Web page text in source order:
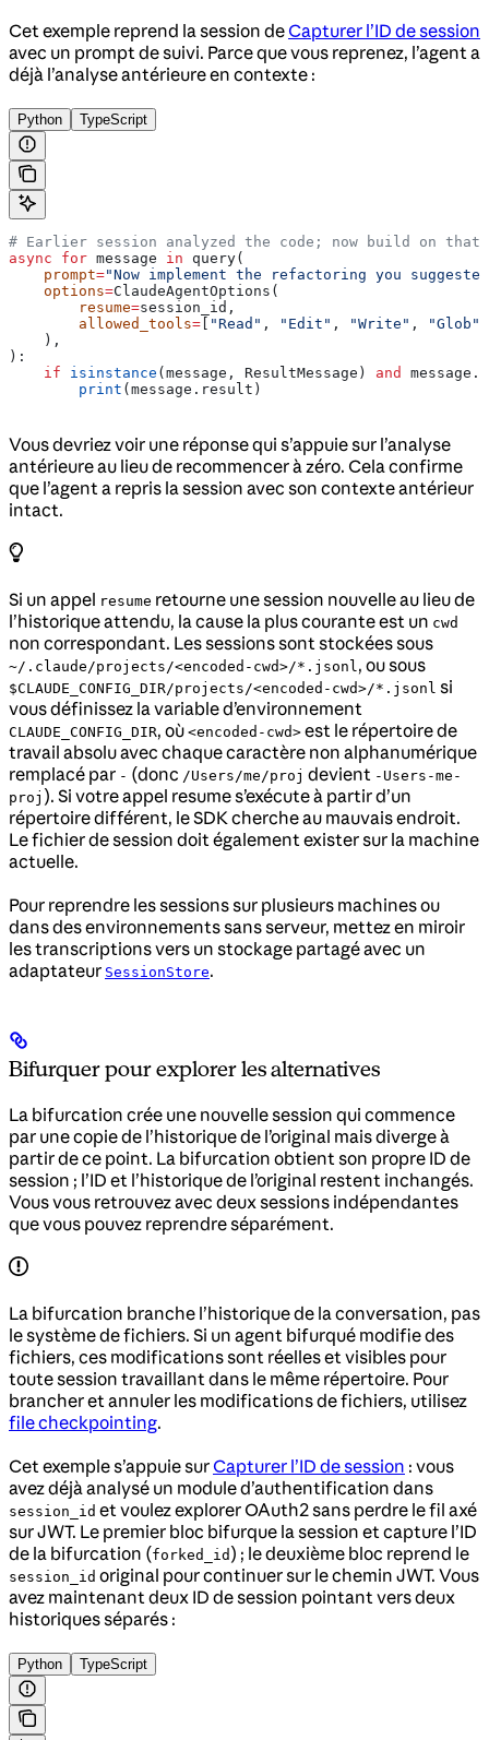
Cet exemple reprend la session deCapturer l’ID de session
avec un prompt de suivi. Parce que vous reprenez, l’agent a
déjà l’analyse antérieure en contexte :
Python TypeScript
# Earlier session analyzed the code; now build on that
async for message in query(
    prompt
="Now implement the refactoring you
    options
=ClaudeAgentOptions(
        resume
=session_id,
        allowed_tools
= "Read" , "Edit" , "Write" , "Glob"
    ),
):
    if
isinstance (message, ResultMessage) and
        print
(message.result)
Vous devriez voir une réponse qui s’appuie sur l’analyse
antérieure au lieu de recommencer à zéro. Cela confirme
que l’agent a repris la session avec son contexte antérieur
intact.
Si un appel resume retourne une session nouvelle au lieu de
l’historique attendu, la cause la plus courante est un cwd
non correspondant. Les sessions sont stockées sous
~/.claude/projects/<encoded-cwd>/*.jsonl, ou sous
$CLAUDE_CONFIG_DIR/projects/<encoded-cwd>/*.jsonl si
vous définissez la variable d’environnement
CLAUDE_CONFIG_DIR, où <encoded-cwd> est le répertoire de
travail absolu avec chaque caractère non alphanumérique
remplacé par - (donc /Users/me/proj devient -Users-me-
proj ). Si votre appel resume s’exécute à partir d’un
répertoire différent, le SDK cherche au mauvais endroit.
Le fichier de session doit également exister sur la machine
actuelle.
Pour reprendre les sessions sur plusieurs machines ou
dans des environnements sans serveur, mettez en miroir
les transcriptions vers un stockage partagé avec un
adaptateur SessionStore.
Bifurquer pour explorer les alternatives
La bifurcation crée une nouvelle session qui commence
par une copie de l’historique de l’original mais diverge à
partir de ce point. La bifurcation obtient son propre ID de
session ; l’ID et l’historique de l’original restent inchangés.
Vous vous retrouvez avec deux sessions indépendantes
que vous pouvez reprendre séparément.
La bifurcation branche l’historique de la conversation, pas
le système de fichiers. Si un agent bifurqué modifie des
fichiers, ces modifications sont réelles et visibles pour
toute session travaillant dans le même répertoire. Pour
brancher et annuler les modifications de fichiers, utilisez
file checkpointing.
Cet exemple s’appuie surCapturer l’ID de session : vous
avez déjà analysé un module d’authentification dans
session_id et voulez explorer OAuth2 sans perdre le fil axé
sur JWT. Le premier bloc bifurque la session et capture l’ID
de la bifurcation (forked_id ) ; le deuxième bloc reprend le
session_id original pour continuer sur le chemin JWT. Vous
avez maintenant deux ID de session pointant vers deux
historiques séparés :
Python TypeScript